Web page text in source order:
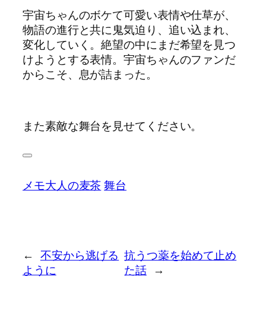
宇宙ちゃんのボケて可愛い表情や仕草が、
物語の進行と共に鬼気迫り、追い込まれ、
変化していく。絶望の中にまだ希望を見つ
けようとする表情。宇宙ちゃんのファンだ
からこそ、息が詰まった。
また素敵な舞台を見せてください。
メモ大人の麦茶 舞台
←
不安から逃げる
ように
抗うつ薬を始めて止め
た話
→